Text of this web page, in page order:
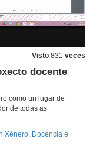
Visto 831 veces
docente
como un lugar de
de todas as
Xénero. Docencia e